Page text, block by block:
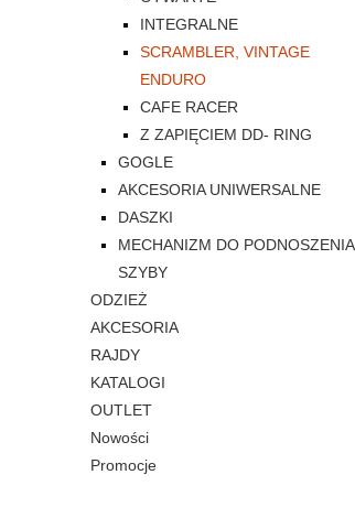
INTEGRALNE
SCRAMBLER, VINTAGE
ENDURO
CAFE RACER
Z ZAPIĘCIEM DD- RING
GOGLE
AKCESORIA UNIWERSALNE
DASZKI
MECHANIZM DO PODNOSZENIA
SZYBY
ODZIEŻ
AKCESORIA
RAJDY
KATALOGI
OUTLET
Nowości
Promocje